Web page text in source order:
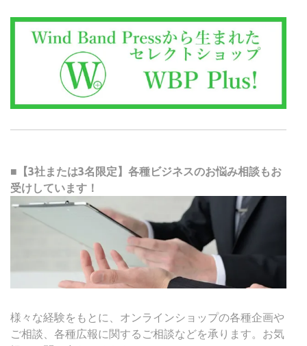
■【3社または3名限定】各種ビジネスのお悩み相談もお
受けしています！
様々な経験をもとに、オンラインショップの各種企画や
ご相談、各種広報に関するご相談などを承ります。お気